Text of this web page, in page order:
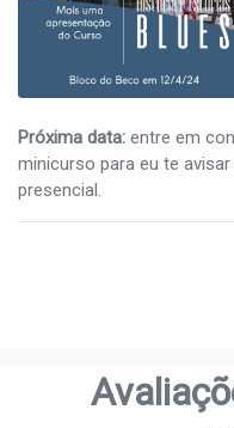
Próxima data: entre em
minicurso para eu te
presencial.